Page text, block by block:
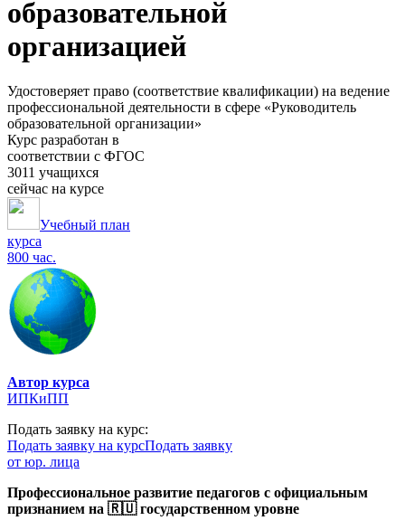
образовательной
организацией
Удостоверяет право (соответствие квалификации) на ведение
профессиональной деятельности в сфере «Руководитель
образовательной организации»
Курс разработан в
соответствии с ФГОС
3011 учащихся
сейчас на курсе
Учебный план
курса
800 час.
Автор курса
ИПКиПП
Подать заявку на курс:
Подать заявку на курсПодать заявку
от юр. лица
Профессиональное развитие педагогов с официальным
признанием на 🇷🇺 государственном уровне